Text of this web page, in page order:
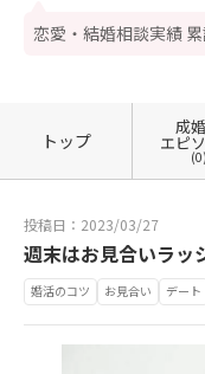
恋愛・結婚相談実績
トップ
成
エピ
(0)
投稿日：2023/03/27
週末はお見合いラッ
婚活のコツ お見合い デート